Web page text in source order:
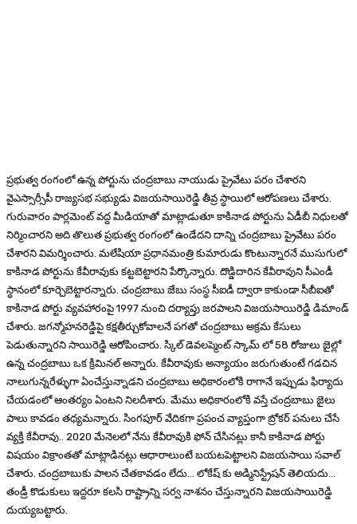
ప్రభుత్వ రంగంలో ఉన్న పోర్టును చంద్రబాబు నాయుడు ప్రైవేటు పరం చేశారని
వైఎస్సార్సీపీ రాజ్యసభ సభ్యుడు విజయసాయిరెడ్డి తీవ్ర స్ధాయిలో ఆరోపణలు చేశారు.
గురువారం పార్లమెంట్ వద్ద మీడియాతో మాట్లాడుతూ కాకినాడ పోర్టును ఏడీబీ నిధులతో
నిర్మించారని అది తొలుత ప్రభుత్వ రంగంలో ఉండేదని దాన్ని చంద్రబాబు ప్రైవేటు పరం
చేశారని విమర్శించారు. మలేషియా ప్రధానమంత్రి కుమారుడు కొంటున్నారనే ముసుగులో
కాకినాడ పోర్టును కేవీరావుకు కట్టబెట్టారని పేర్కొన్నారు. దొడ్డిదారిన కేవీరావుని సీఎండీ
స్ధానంలో కూర్చెబెట్టారన్నారు. చంద్రబాబు జేబు సంస్ధ సీఐడీ ద్వారా కాకుండా సీబీఐతో
కాకినాడ పోర్టు వ్యవహారంపై 1997 నుంచి దర్యాప్తు జరపాలని విజయసాయిరెడ్డి డిమాండ్
చేశారు. జగన్మోహనరెడ్డిపై కక్షతీర్చుకోవాలనే పగతో చంద్రబాబు అక్రమ కేసులు
పెడుతున్నారని సాయిరెడ్డి ఆరోపించారు. స్కిల్ డెవలప్మెంట్ స్కామ్ లో 58 రోజులు జైల్లో
ఉన్న చంద్రబాబు ఒక క్రిమినల్ అన్నారు. కేవీరావుకు అన్యాయం జరుగుతుంటే గడచిన
నాలుగున్నరేళ్ళుగా ఏంచేస్తున్నాడని చంద్రబాబు అధికారంలోకి రాగానే ఇప్పుడు ఫిర్యాదు
చేయడంలో ఆంతర్యం ఏంటని నిలదీశారు. మేము అధికారంలోకి వస్తే చంద్రబాబు జైలు
పాలు కావడం తధ్యమన్నారు. సింగపూర్ వేదికగా ప్రపంచ వ్యాప్తంగా బ్రోకర్ పనులు చేసే
వ్యక్తి కేవీరావు.. 2020 మేనెలలో నేను కేవీరావుకి ఫోన్ చేసినట్లు కానీ కాకినాడ పోర్టు
విషయం విక్రాంతతో మాట్లాడినట్లు ఆధారాలుంటే బయటపెట్టాలని విజయసాయి సవాల్
చేశారు. చంద్రబాబుకు పాలన చేతకావడం లేదు… లోకేష్ కు అడ్మినిస్ట్రేషన్ తెలియదు…
తండ్రీ కొడుకులు ఇద్దరూ కలసి రాష్ట్రాన్ని సర్వ నాశనం చేస్తున్నారని విజయసాయిరెడ్డి
దుయ్యబట్టారు.